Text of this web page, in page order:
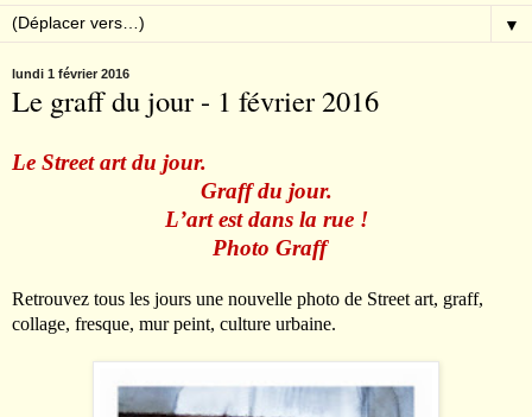
▼
lundi 1 février 2016
Le graff du jour - 1 février 2016
Le Street art du jour.
Graff du jour.
L’art est dans la rue !
Photo Graff
Retrouvez tous les jours une nouvelle photo de Street art, graff,
collage, fresque, mur peint, culture urbaine.